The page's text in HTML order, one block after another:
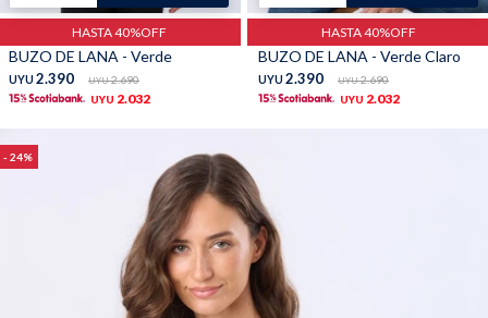
HASTA 40%OFF
BUZO DE LANA - Verde
UYU 2.390 UYU 2.690
UYU 2.032
HASTA 40%OFF
BUZO DE LANA - Verde Claro
UYU 2.390 UYU 2.690
UYU 2.032
24